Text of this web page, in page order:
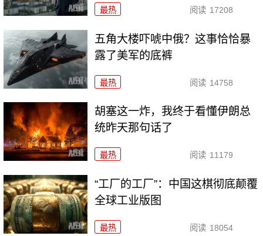
最热 阅读 17208
五角大楼吓唬中俄？这事恰恰暴
露了美军的底裤
最热 阅读 14758
胡塞这一炸，我终于看懂伊朗总
统昨天那句话了
最热 阅读 11179
“工厂的工厂”：中国这棋彻底颠覆
全球工业版图
最热 阅读 18054